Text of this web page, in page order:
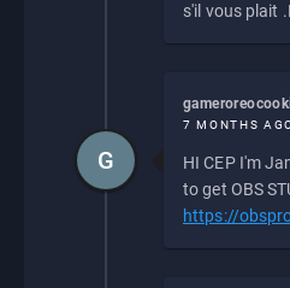
s'il vous plait
7 MONTHS
HI CEP I'm
to get OBS
https://
G